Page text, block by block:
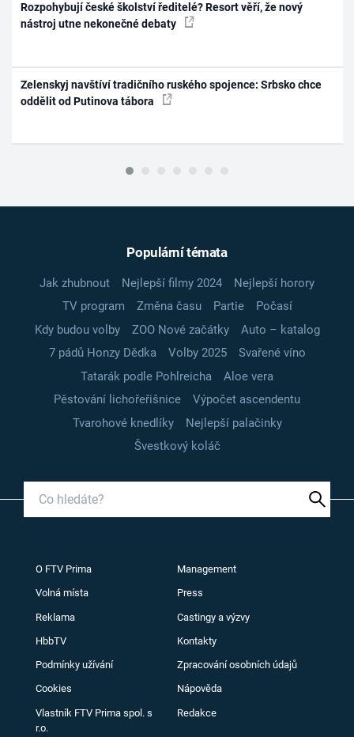
Rozpohybují české školství ředitelé? Resort věří, že nový
nástroj utne nekonečné debaty
Zelenskyj navštíví tradičního ruského spojence: Srbsko chce
oddělit od Putinova tábora
Populární témata
Jak zhubnout Nejlepší filmy 2024
Nejlepší horory
TV program
Změna času Partie
Počasí
Kdy budou volby
ZOO Nové začátky
Auto – katalog
7 pádů Honzy Dědka
Volby 2025
Svařené víno
Tatarák podle Pohlreicha
Aloe vera
Pěstování lichořeřišnice
Výpočet ascendentu
Tvarohové knedlíky
Nejlepší palačinky
Švestkový koláč
O FTV Prima Management
Volná místa Press
Reklama Castingy a výzvy
HbbTV Kontakty
Podmínky užívání Zpracování osobních údajů
Cookies Nápověda
Vlastník FTV Prima spol. s
r.o.
Redakce